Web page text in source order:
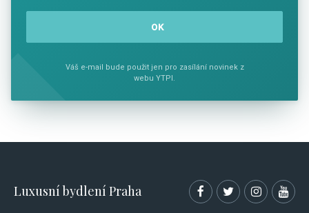
Váš e-mail bude použit jen pro zasílání novinek z
webu YTPI.
Luxusní bydlení Praha